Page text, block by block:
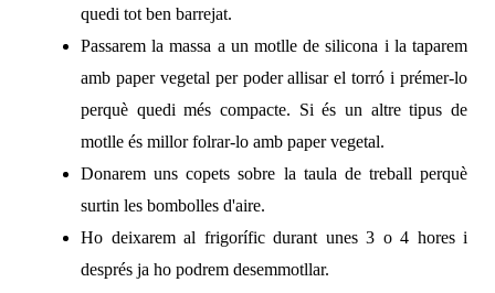
quedi tot ben barrejat.
Passarem la massa a un motlle de silicona i la taparem
amb paper vegetal per poder allisar el torró i prémer-lo
perquè quedi més compacte. Si és un altre tipus de
motlle és millor folrar-lo amb paper vegetal.
Donarem uns copets sobre la taula de treball perquè
surtin les bombolles d'aire.
Ho deixarem al frigorífic durant unes 3 o 4 hores i
després ja ho podrem desemmotllar.